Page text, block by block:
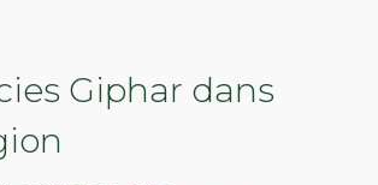
Giphar dans